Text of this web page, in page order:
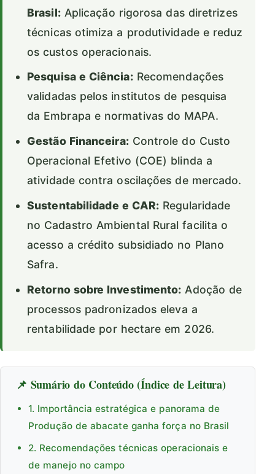
Brasil:Aplicação rigorosa das diretrizes
técnicas otimiza a produtividade e reduz
os custos operacionais.
Pesquisa e Ciência:Recomendações
validadas pelos institutos de pesquisa
da Embrapa e normativas do MAPA.
Gestão Financeira:Controle do Custo
Operacional Efetivo (COE) blinda a
atividade contra oscilações de mercado.
Sustentabilidade e CAR: Regularidade
no Cadastro Ambiental Rural facilita o
acesso a crédito subsidiado no Plano
Safra.
Retorno sobre Investimento: Adoção de
processos padronizados eleva a
rentabilidade por hectare em 2026.
📌 Sumário do Conteúdo (Índice de Leitura)
1. Importância estratégica e panorama de
Produção de abacate ganha força no Brasil
2. Recomendações técnicas operacionais e
de manejo no campo